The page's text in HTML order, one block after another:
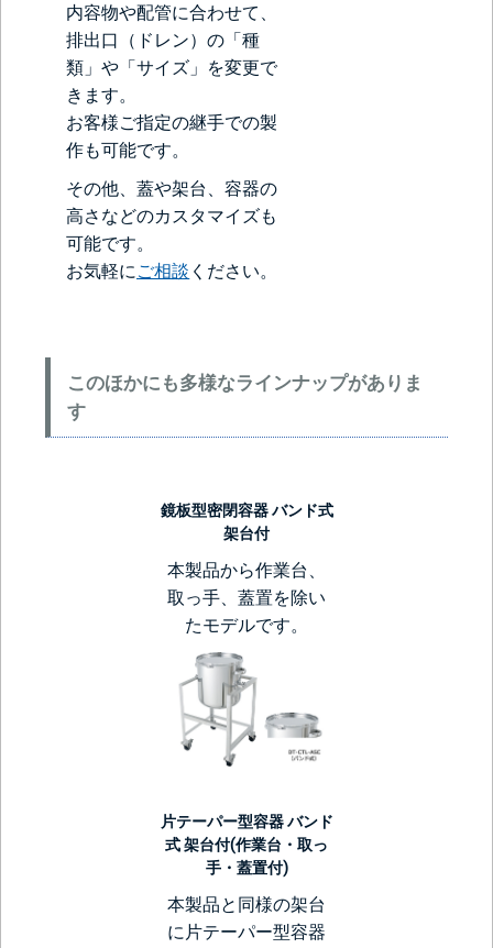
内容物や配管に合わせて、
排出口（ドレン）の「種
類」や「サイズ」を変更で
きます。
お客様ご指定の継手での製
作も可能です。
その他、蓋や架台、容器の
高さなどのカスタマイズも
可能です。
お気軽にご相談 ください。
このほかにも多様なラインナップがありま
す
鏡板型密閉容器 バンド式
架台付
本製品から作業台、
取っ手、蓋置を除い
たモデルです。
片テーパー型容器 バンド
式 架台付(作業台・取っ
手・蓋置付)
本製品と同様の架台
に片テーパー型容器